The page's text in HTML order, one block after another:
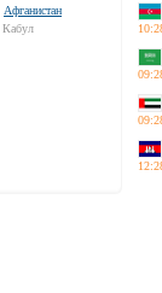
Афганистан
Кабул